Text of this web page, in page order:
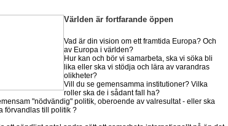
Världen är fortfarande öppen
Vad är din vision om ett framtida Europa? Och
av Europa i världen?
Hur kan och bör vi samarbeta, ska vi söka bli
lika eller ska vi stödja och lära av varandras
olikheter?
Vill du se gemensamma institutioner? Vilka
roller ska de i sådant fall ha?
"nödvändig" politik, oberoende av valresultat - eller ska
förvandlas till politik ?